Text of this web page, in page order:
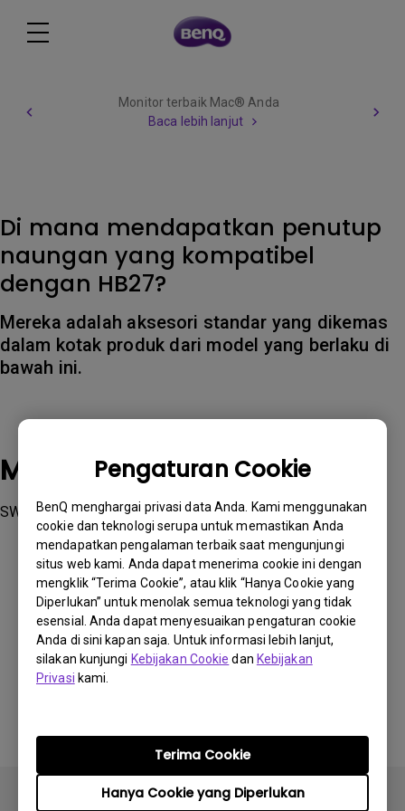
Pengaturan Cookie
BenQ menghargai privasi data Anda. Kami menggunakan
cookie dan teknologi serupa untuk memastikan Anda
mendapatkan pengalaman terbaik saat mengunjungi
situs web kami. Anda dapat menerima cookie ini dengan
mengklik “Terima Cookie”, atau klik “Hanya Cookie yang
Diperlukan” untuk menolak semua teknologi yang tidak
esensial. Anda dapat menyesuaikan pengaturan cookie
Anda di sini kapan saja. Untuk informasi lebih lanjut,
silakan kunjungi Kebijakan Cookie dan Kebijakan
Privasi kami.
Hanya Cookie yang Diperlukan
Terima Cookie
Monitor terbaik Mac® Anda
Baca lebih lanjut
Di mana mendapatkan penutup
naungan yang kompatibel
dengan HB27?
Mereka adalah aksesori standar yang dikemas
dalam kotak produk dari model yang berlaku di
bawah ini.
Model yang Berlaku
SW270C, SW271C, SW272Q, SW272U
Apakah informasi ini membantu?